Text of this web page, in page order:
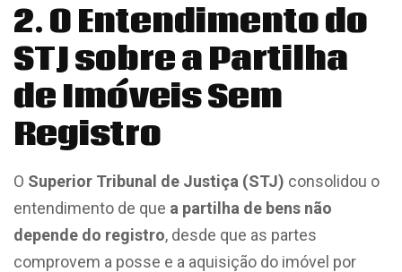
2. O Entendimento do
STJ sobre a Partilha
de Imóveis Sem
Registro
O Superior Tribunal de Justiça (STJ) consolidou o
entendimento de que a partilha de bens não
depende do registro, desde que as partes
comprovem a posse e a aquisição do imóvel por